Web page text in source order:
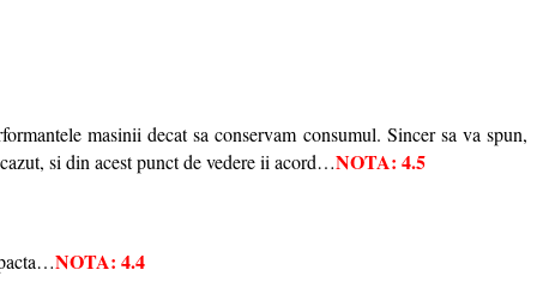
masinii decat sa conservam consumul. Sincer sa va spun,
si din acest punct de vedere ii acord…NOTA: 4.5
NOTA: 4.4